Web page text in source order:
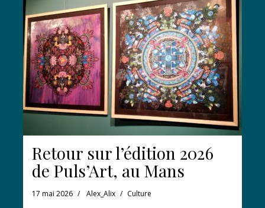
Retour sur l’édition 2026
de Puls’Art, au Mans
17 mai 2026 Alex_Alix Culture